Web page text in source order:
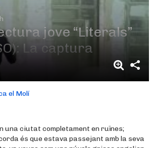
jove “Literals”
La captura
el Molí
una ciutat completament en ruïnes;
és que estava passejant amb la seva